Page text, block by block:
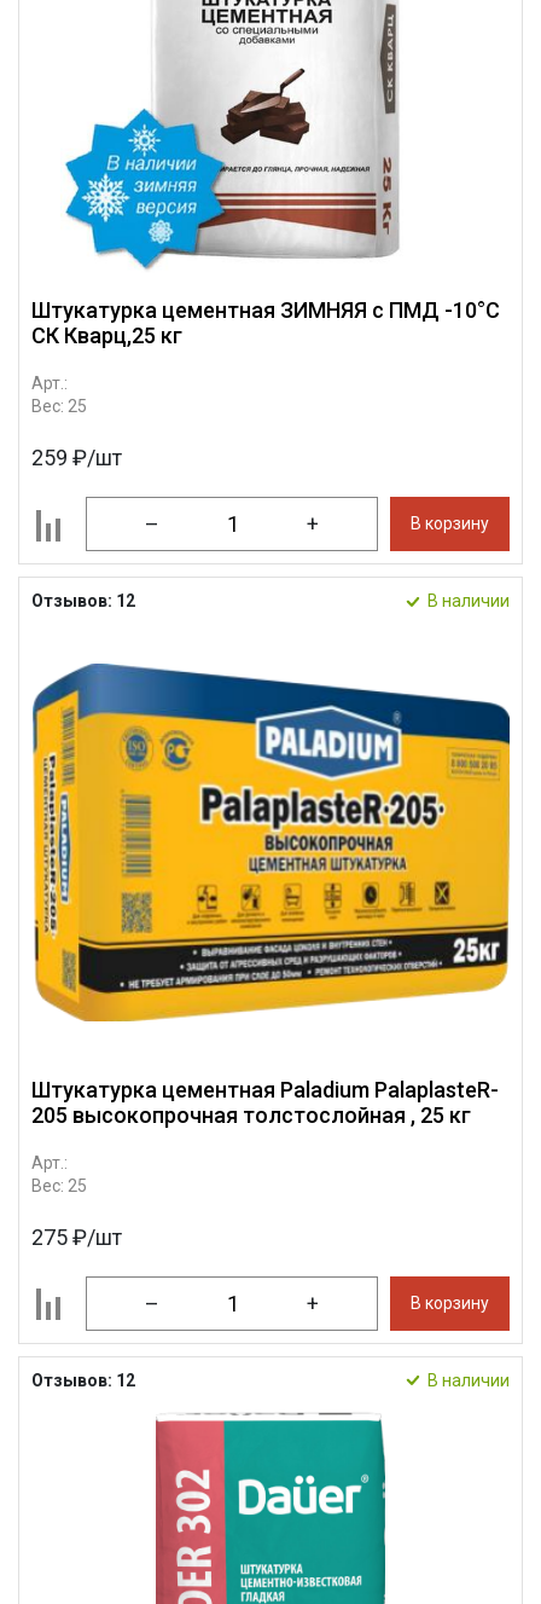
Штукатурка цементная ЗИМНЯЯ с ПМД -10°С
СК Кварц,25 кг
Арт.:
Вес: 25
259 ₽/шт
– + В корзину
Отзывов: 12 В наличии
Штукатурка цементная Paladium PalaplasteR-
205 высокопрочная толстослойная , 25 кг
Арт.:
Вес: 25
275 ₽/шт
– + В корзину
Отзывов: 12 В наличии